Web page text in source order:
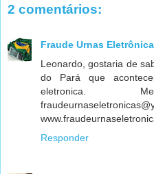
2 comentários:
Fraude Urnas
Leonardo, gostaria de
do Pará que
Responder